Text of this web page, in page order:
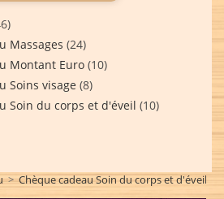
Massages (24)
Montant Euro (10)
Soins visage (8)
Soin du corps et d'éveil (10)
> Chèque cadeau Soin du corps et d'éveil